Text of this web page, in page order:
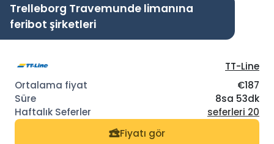
Trelleborg Travemunde limanına
feribot şirketleri
TT-Line
€187
8sa 53dk
seferleri 20
Fiyatı gör